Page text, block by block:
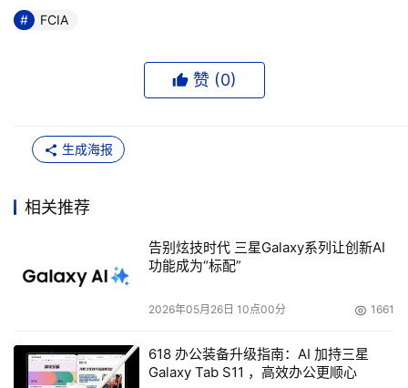
FCIA
赞 (0)
生成海报
相关推荐
告别炫技时代 三星Galaxy系列让创新AI
功能成为“标配”
2026年05月26日 10点00分 1661
618 办公装备升级指南：AI 加持三星
Galaxy Tab S11 ，高效办公更顺心